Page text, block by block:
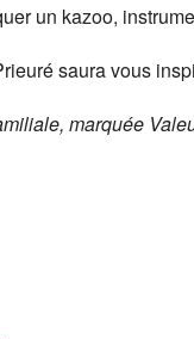
un kazoo,
saura vous
marquée